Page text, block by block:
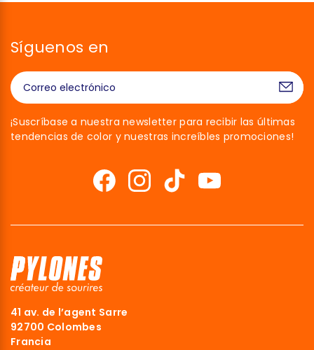
Síguenos en
¡Suscríbase a nuestra newsletter para recibir las últimas
tendencias de color y nuestras increíbles promociones!
41 av. de l’agent Sarre
92700 Colombes
Francia